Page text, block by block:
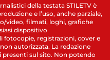
della testata STILETV è
e l’uso, anche parziale,
video, filmati, loghi, grafiche
dispositivo
fotocopie, registrazioni, cover e
autorizzata. La redazione
sul sito. Non potendo